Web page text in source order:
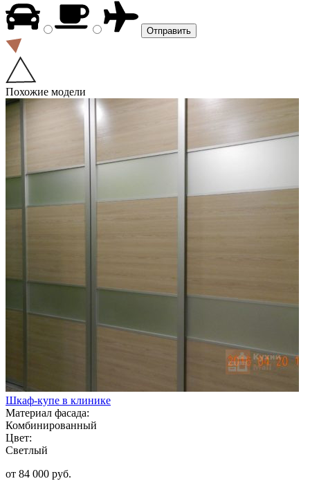
Похожие модели
Шкаф-купе в клинике
Материал фасада:
Комбинированный
Цвет:
Светлый
от 84 000 руб.